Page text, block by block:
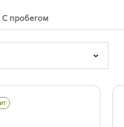
С пробегом